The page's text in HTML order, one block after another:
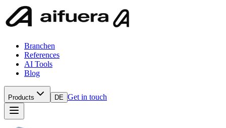
Branchen
References
AI Tools
Blog
Products DE Get in touch